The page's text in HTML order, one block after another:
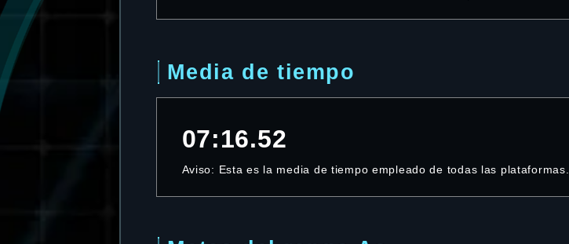
Media de tiempo
07:16.52
Aviso: Esta es la media de tiempo empleado de todas las plataformas.